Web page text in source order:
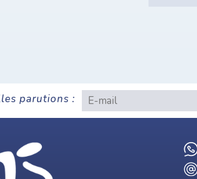
parutions :